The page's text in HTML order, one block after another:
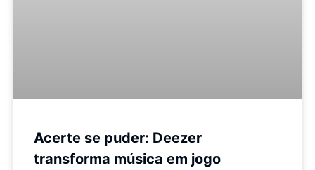
Acerte se puder: Deezer
transforma música em jogo